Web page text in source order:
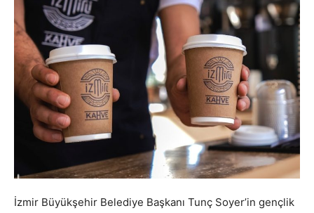
İzmir Büyükşehir Belediye Başkanı Tunç Soyer’in gençlik